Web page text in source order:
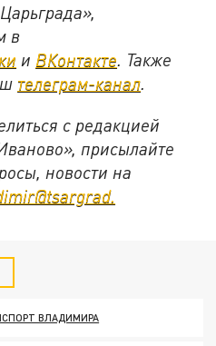
в
и ВКонтакте. Также
телеграм-канал.
с редакцией
присылайте
новости на
ВЛАДИМИРА